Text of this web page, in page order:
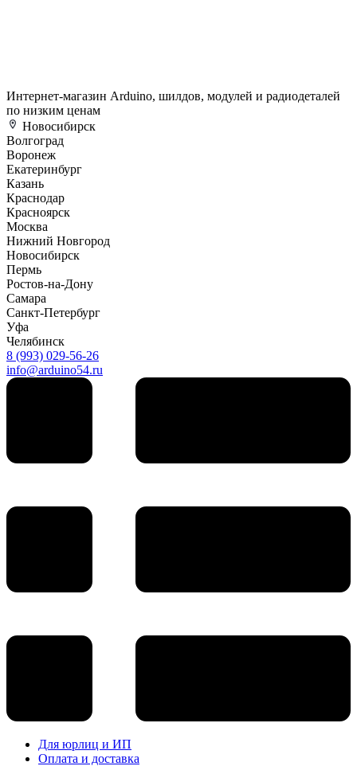
Интернет-магазин Arduino, шилдов, модулей и радиодеталей
по низким ценам
Новосибирск
Волгоград
Воронеж
Екатеринбург
Казань
Краснодар
Красноярск
Москва
Нижний Новгород
Новосибирск
Пермь
Ростов-на-Дону
Самара
Санкт-Петербург
Уфа
Челябинск
8 (993) 029-56-26
info@arduino54.ru
Для юрлиц и ИП
Оплата и доставка